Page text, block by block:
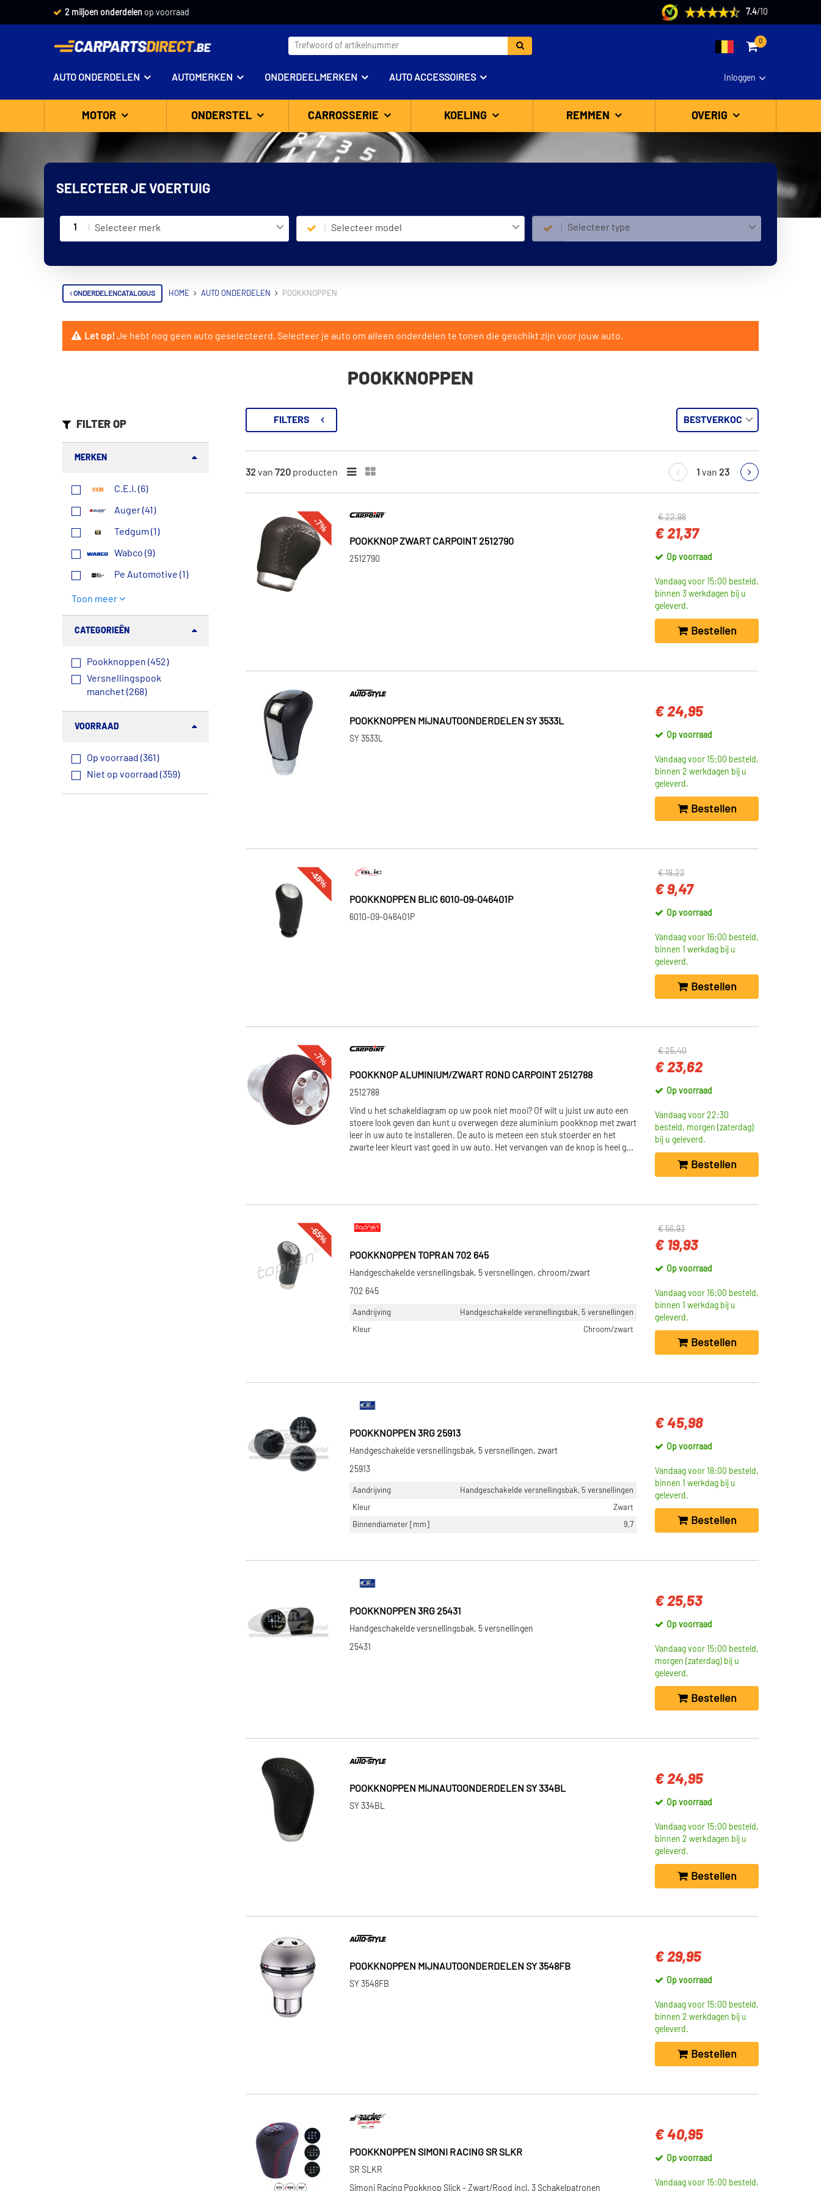
2 miljoen onderdelen op voorraad 7.4/ 10
0
Inloggen
AUTO ONDERDELEN AUTOMERKEN ONDERDEELMERKEN AUTO ACCESSOIRES
MOTOR ONDERSTEL CARROSSERIE KOELING REMMEN OVERIG
SELECTEER JE VOERTUIG
1 Selecteer merk Selecteer model Selecteer type
ONDERDELENCATALOGUS HOME AUTO ONDERDELEN POOKKNOPPEN
Let op!Je hebt nog geen auto geselecteerd. Selecteer je auto om alleen onderdelen te tonen die geschikt zijn voor jouw auto.
POOKKNOPPEN
FILTER OP
MERKEN
C.E.I. (6)
Auger (41)
Tedgum (1)
Wabco (9)
Pe Automotive (1)
Toon meer
CATEGORIEËN
Pookknoppen (452)
Versnellingspook
manchet (268)
VOORRAAD
Op voorraad (361)
Niet op voorraad (359)
FILTERS
32van 720 producten 1 van 23
-7%
POOKKNOP ZWART CARPOINT 2512790
2512790
€ 22,98
€ 21,37
Op voorraad
Vandaag voor 15:00 besteld,
binnen 3 werkdagen bij u
geleverd.
Bestellen
POOKKNOPPEN MIJNAUTOONDERDELEN SY 3533L
SY 3533L
€ 24,95
Op voorraad
Vandaag voor 15:00 besteld,
binnen 2 werkdagen bij u
geleverd.
Bestellen
-48%
POOKKNOPPEN BLIC 6010-09-046401P
6010-09-046401P
€ 18,22
€ 9,47
Op voorraad
Vandaag voor 16:00 besteld,
binnen 1 werkdag bij u
geleverd.
Bestellen
-7%
POOKKNOP ALUMINIUM/ZWART ROND CARPOINT 2512788
2512788
Vind u het schakeldiagram op uw pook niet mooi? Of wilt u juist uw auto een
stoere look geven dan kunt u overwegen deze aluminium pookknop met zwart
leer in uw auto te installeren. De auto is meteen een stuk stoerder en het
zwarte leer kleurt vast goed in uw auto. Het vervangen van de knop is heel g...
€ 25,40
€ 23,62
Op voorraad
Vandaag voor 22:30
besteld, morgen (zaterdag)
bij u geleverd.
Bestellen
-65%
POOKKNOPPEN TOPRAN 702 645
Handgeschakelde versnellingsbak, 5 versnellingen, chroom/zwart
702 645
Aandrijving
Handgeschakelde versnellingsbak, 5 versnellingen
Kleur
Chroom/zwart
€ 56,93
€ 19,93
Op voorraad
Vandaag voor 16:00 besteld,
binnen 1 werkdag bij u
geleverd.
Bestellen
POOKKNOPPEN 3RG 25913
Handgeschakelde versnellingsbak, 5 versnellingen, zwart
25913
Aandrijving
Handgeschakelde versnellingsbak, 5 versnellingen
Kleur
Zwart
Binnendiameter [mm]
9,7
€ 45,98
Op voorraad
Vandaag voor 18:00 besteld,
binnen 1 werkdag bij u
geleverd.
Bestellen
POOKKNOPPEN 3RG 25431
Handgeschakelde versnellingsbak, 5 versnellingen
25431
€ 25,53
Op voorraad
Vandaag voor 15:00 besteld,
morgen (zaterdag) bij u
geleverd.
Bestellen
POOKKNOPPEN MIJNAUTOONDERDELEN SY 334BL
SY 334BL
€ 24,95
Op voorraad
Vandaag voor 15:00 besteld,
binnen 2 werkdagen bij u
geleverd.
Bestellen
POOKKNOPPEN MIJNAUTOONDERDELEN SY 3548FB
SY 3548FB
€ 29,95
Op voorraad
Vandaag voor 15:00 besteld,
binnen 2 werkdagen bij u
geleverd.
Bestellen
POOKKNOPPEN SIMONI RACING SR SLKR
SR SLKR
Simoni Racing Pookknop Slick - Zwart/Rood incl. 3 Schakelpatronen
€ 40,95
Op voorraad
Vandaag voor 15:00 besteld,